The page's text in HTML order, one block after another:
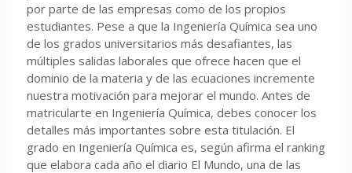
por parte de las empresas como de los propios
estudiantes. Pese a que la Ingeniería Química sea uno
de los grados universitarios más desafiantes, las
múltiples salidas laborales que ofrece hacen que el
dominio de la materia y de las ecuaciones incremente
nuestra motivación para mejorar el mundo. Antes de
matricularte en Ingeniería Química, debes conocer los
detalles más importantes sobre esta titulación. El
grado en Ingeniería Química es, según afirma el ranking
que elabora cada año el diario El Mundo, una de las